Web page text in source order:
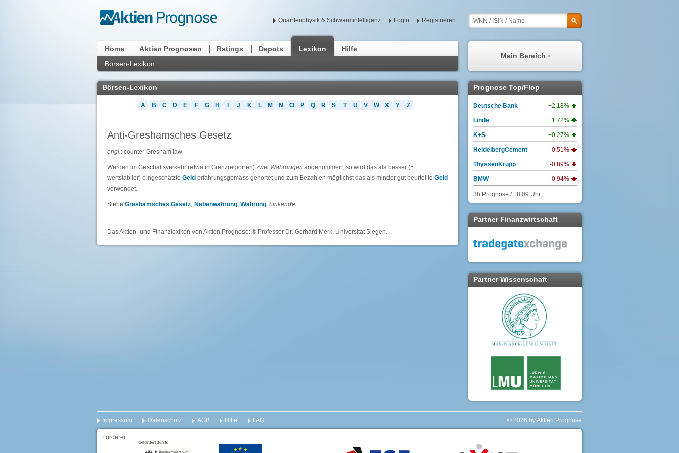
Quantenphysik & Schwarmintelligenz Login Registrieren
Home Aktien Prognosen Ratings Depots
Lexikon
Börsen-Lexikon
Hilfe
Mein Bereich ›
Meine Prognosen
Meine Watchlist
Mein Profil
Meine Nachrichten
Börsen-Lexikon
A B C D E F G H J K L M N O P Q R S T U V W X Y Z
Anti-Greshamsches Gesetz
engl.: counter Gresham law
Werden im Geschäftsverkehr (etwa in Grenzregionen) zwei Währungen angenommen, so wird das als besser (=
wertstabiler) eingeschätzte Geld erfahrungsgemäss gehortet und zum Bezahlen möglichst das als minder gut beurteilte Geld
verwendet.
Siehe Greshamsches Gesetz, Nebenwährung, Währung, hinkende
Das Aktien- und Finanzlexikon von Aktien Prognose: ® Professor Dr. Gerhard Merk, Universität Siegen.
Prognose Top/Flop
Deutsche Bank +2.18%
Linde +1.72%
K+S +0.27%
HeidelbergCement -0.51%
ThyssenKrupp -0.89%
BMW -0.94%
3h Prognose / 18:09 Uhr
Partner Finanzwirtschaft
Partner Wissenschaft
Impressum Datenschutz AGB Hilfe FAQ © 2026 by Aktien Prognose
Förderer